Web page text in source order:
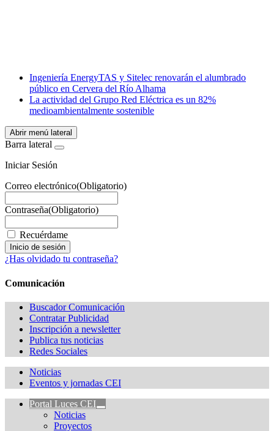
WhatsApp
Ingeniería EnergyTAS y Sitelec renovarán el alumbrado
público en Cervera del Río Alhama
La actividad del Grupo Red Eléctrica es un 82%
medioambientalmente sostenible
Abrir menú lateral
Barra lateral
Iniciar Sesión
Correo electrónico(Obligatorio)
Contraseña(Obligatorio)
Recuérdame
¿Has olvidado tu contraseña?
Comunicación
Buscador Comunicación
Contratar Publicidad
Inscripción a newsletter
Publica tus noticias
Redes Sociales
Noticias
Eventos y jornadas CEI
Portal Luces CEI
Noticias
Proyectos